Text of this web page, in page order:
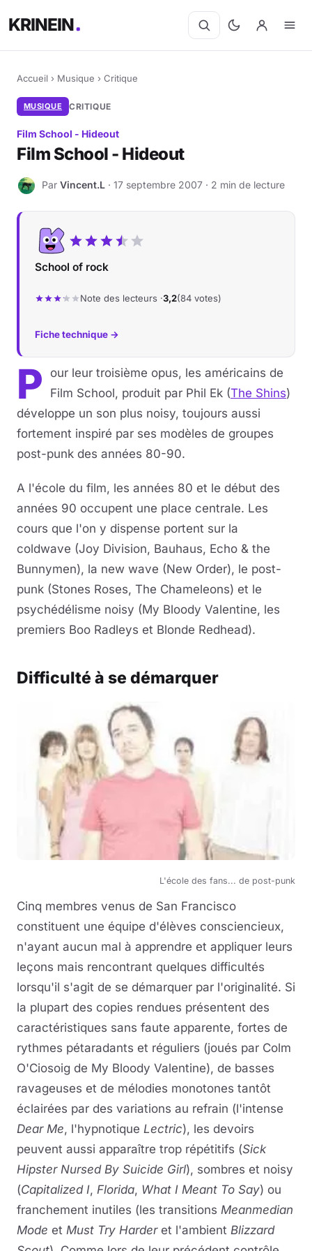
KRINEIN
Accueil › Musique › Critique
MUSIQUE CRITIQUE
Film School - Hideout
Film School - Hideout
V Par Vincent.L · 17 septembre 2007 · 2 min de lecture
School of rock
Note des lecteurs ·3,2(84 votes)
Fiche technique →
P
our leur troisième opus, les américains de
Film School, produit par Phil Ek (The Shins)
développe un son plus noisy, toujours aussi
fortement inspiré par ses modèles de groupes
post-punk des années 80-90.
A l'école du film, les années 80 et le début des
années 90 occupent une place centrale. Les
cours que l'on y dispense portent sur la
coldwave (Joy Division, Bauhaus, Echo & the
Bunnymen), la new wave (New Order), le post-
punk (Stones Roses, The Chameleons) et le
psychédélisme noisy (My Bloody Valentine, les
premiers Boo Radleys et Blonde Redhead).
Difficulté à se démarquer
L'école des fans... de post-punk
Cinq membres venus de San Francisco
constituent une équipe d'élèves consciencieux,
n'ayant aucun mal à apprendre et appliquer leurs
leçons mais rencontrant quelques difficultés
lorsqu'il s'agit de se démarquer par l'originalité. Si
la plupart des copies rendues présentent des
caractéristiques sans faute apparente, fortes de
rythmes pétaradants et réguliers (joués par Colm
O'Ciosoig de My Bloody Valentine), de basses
ravageuses et de mélodies monotones tantôt
éclairées par des variations au refrain (l'intense
Dear Me, l'hypnotique Lectric), les devoirs
peuvent aussi apparaître trop répétitifs (Sick
Hipster Nursed By Suicide Girl), sombres et noisy
(Capitalized I, Florida, What I Meant To Say) ou
franchement inutiles (les transitions Meanmedian
Mode et Must Try Harderet l'ambient Blizzard